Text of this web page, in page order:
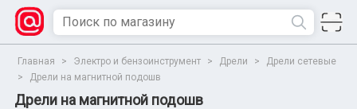
Главная > Электро и бензоинструмент > Дрели >
Дрели сетевые
>
Дрели на магнитной подошв
Дрели на магнитной подошв